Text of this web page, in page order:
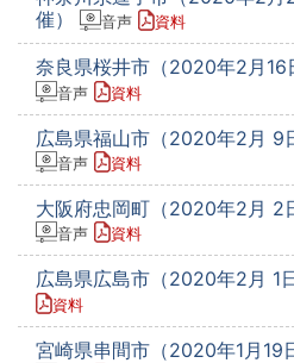
催）
音声 資料
奈良県桜井市（2020年2月16
音声 資料
広島県福山市（2020年2月 9
音声 資料
大阪府忠岡町（2020年2月 2
音声 資料
広島県広島市（2020年2月 1
資料
宮崎県串間市（2020年1月19